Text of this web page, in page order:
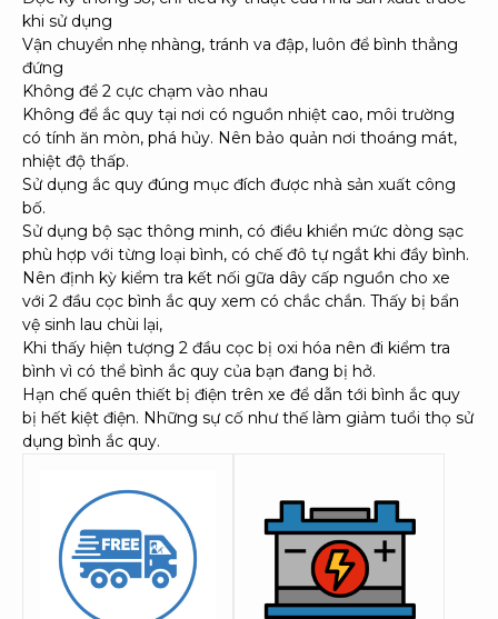
khi sử dụng
Vận chuyển nhẹ nhàng, tránh va đập, luôn để bình thẳng
đứng
Không để 2 cực chạm vào nhau
Không để ắc quy tại nơi có nguồn nhiệt cao, môi trường
có tính ăn mòn, phá hủy. Nên bảo quản nơi thoáng mát,
nhiệt độ thấp.
Sử dụng ắc quy đúng mục đích được nhà sản xuất công
bố.
Sử dụng bộ sạc thông minh, có điều khiển mức dòng sạc
phù hợp với từng loại bình, có chế đô tự ngắt khi đầy bình.
Nên định kỳ kiểm tra kết nối gữa dây cấp nguồn cho xe
với 2 đầu cọc bình ắc quy xem có chắc chắn. Thấy bị bẩn
vệ sinh lau chùi lại,
Khi thấy hiện tượng 2 đầu cọc bị oxi hóa nên đi kiểm tra
bình vì có thể bình ắc quy của bạn đang bị hở.
Hạn chế quên thiết bị điện trên xe để dẫn tới bình ắc quy
bị hết kiệt điện. Những sự cố như thế làm giảm tuổi thọ sử
dụng bình ắc quy.